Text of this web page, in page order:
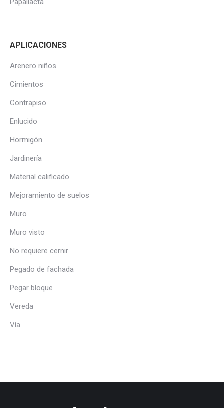
APLICACIONES
Arenero niños
Cimientos
Contrapiso
Enlucido
Hormigón
Jardinería
Material calificado
Mejoramiento de suelos
Muro
Muro visto
No requiere cernir
Pegado de fachada
Pegar bloque
Vereda
Vía